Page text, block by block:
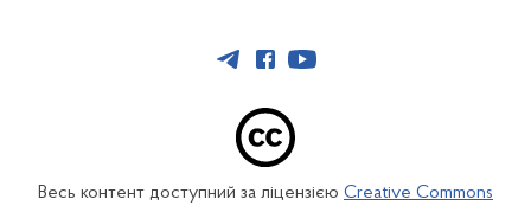
Весь контент доступний за ліцензією Creative Commons